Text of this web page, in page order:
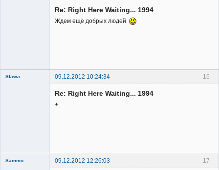
Re: Right Here Waiting... 1994
Ждем ещё добрых людей
16
Slawa
09.12.2012 10:24:34
Re: Right Here Waiting... 1994
+
17
Sammo
09.12.2012 12:26:03